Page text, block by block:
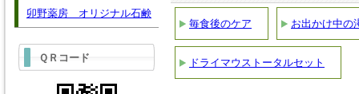
毎食後のケア お出かけ中の
ドライマウストータルセット
卯野薬房 オリジナル石鹸
ＱＲコード